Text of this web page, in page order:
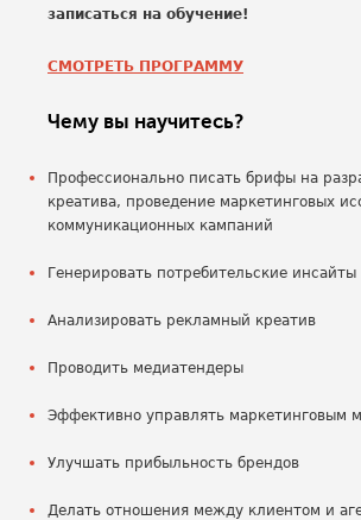
записаться на обучение!
СМОТРЕТЬ ПРОГРАММУ
Чему вы научитесь?
Профессионально писать брифы на
креатива, проведение маркетинговых
коммуникационных кампаний
Генерировать потребительские инсайты
Анализировать рекламный креатив
Проводить медиатендеры
Эффективно управлять маркетинговым
Улучшать прибыльность брендов
Делать отношения между клиентом и